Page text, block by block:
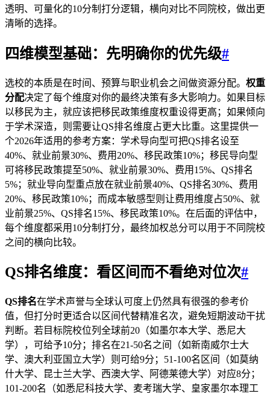
透明、可量化的10分制打分逻辑，横向对比不同院校，做出更
清晰的选择。
四维模型基础：先明确你的优先级#
选校的本质是在时间、预算与职业机会之间做资源分配。 权重
分配决定了每个维度对你的最终决策有多大影响力。如果目标
以移民为主，就应该把移民政策维度权重设得更高；如果倾向
于学术深造，则需要让QS排名维度占更大比重。这里提供一
个2026年适用的参考方案：学术导向型可把QS排名设至
40%、就业前景30%、费用20%、移民政策10%；移民导向型
可将移民政策提至50%、就业前景30%、费用15%、QS排名
5%；就业导向型重点放在就业前景40%、QS排名30%、费用
20%、移民政策10%；而成本敏感型则让费用维度占50%、就
业前景25%、QS排名15%、移民政策10%。在后面的评估中，
每个维度都采用10分制打分，最终加权总分可以用于不同院校
之间的横向比较。
QS排名维度：看区间而不看绝对位次#
QS排名在学术声誉与全球认可度上仍然具有很强的参考价
值，但打分时更适合以区间代替精准名次，避免短期波动干扰
判断。若目标院校位列全球前20（如墨尔本大学、悉尼大
学），可给予10分；排名在21-50名之间（如新南威尔士大
学、澳大利亚国立大学）则可给9分；51-100名区间（如莫纳
什大学、昆士兰大学、西澳大学、阿德莱德大学）对应8分；
101-200名（如悉尼科技大学、麦考瑞大学、皇家墨尔本理工